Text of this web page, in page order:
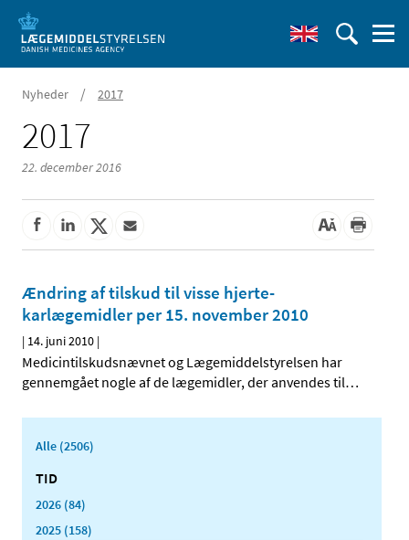
Nyheder / 2017
2017
22. december 2016
Ændring af tilskud til visse hjerte-
karlægemidler per 15. november 2010
| 14. juni 2010 |
Medicintilskudsnævnet og Lægemiddelstyrelsen har
gennemgået nogle af de lægemidler, der anvendes til…
Alle (2506)
TID
2026 (84)
2025 (158)